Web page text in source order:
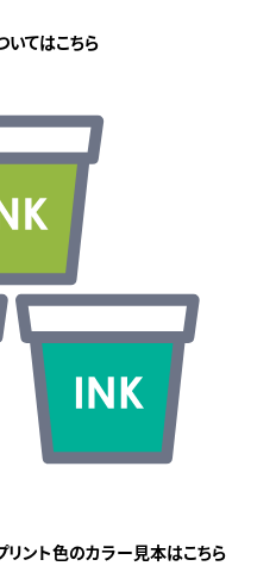
いてはこちら
リント色のカラー見本はこちら